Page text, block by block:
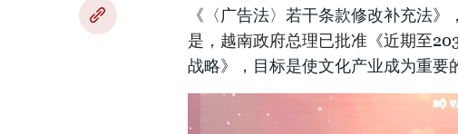
《〈广告法〉若干条款修改补充法
是，越南政府总理已批准《近期至
战略》，目标是使文化产业成为重要